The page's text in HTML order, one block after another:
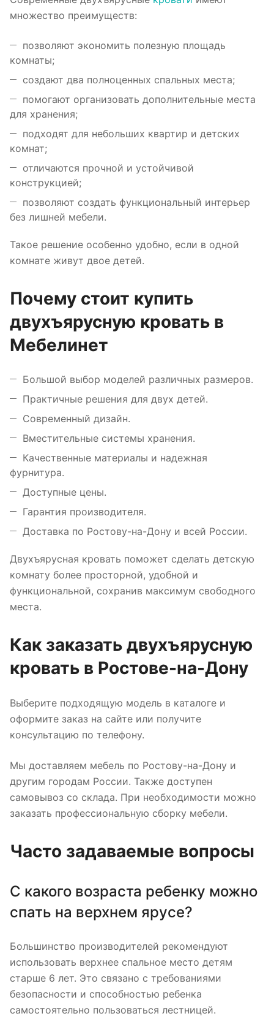
множество преимуществ:
позволяют экономить полезную площадь
комнаты;
создают два полноценных спальных места;
помогают организовать дополнительные места
для хранения;
подходят для небольших квартир и детских
комнат;
отличаются прочной и устойчивой
конструкцией;
позволяют создать функциональный интерьер
без лишней мебели.
Такое решение особенно удобно, если в одной
комнате живут двое детей.
Почему стоит купить
двухъярусную кровать в
Мебелинет
Большой выбор моделей различных размеров.
Практичные решения для двух детей.
Современный дизайн.
Вместительные системы хранения.
Качественные материалы и надежная
фурнитура.
Доступные цены.
Гарантия производителя.
Доставка по Ростову-на-Дону и всей России.
Двухъярусная кровать поможет сделать детскую
комнату более просторной, удобной и
функциональной, сохранив максимум свободного
места.
Как заказать двухъярусную
кровать в Ростове-на-Дону
Выберите подходящую модель в каталоге и
оформите заказ на сайте или получите
консультацию по телефону.
Мы доставляем мебель по Ростову-на-Дону и
другим городам России. Также доступен
самовывоз со склада. При необходимости можно
заказать профессиональную сборку мебели.
Часто задаваемые вопросы
С какого возраста ребенку можно
спать на верхнем ярусе?
Большинство производителей рекомендуют
использовать верхнее спальное место детям
старше 6 лет. Это связано с требованиями
безопасности и способностью ребенка
самостоятельно пользоваться лестницей.